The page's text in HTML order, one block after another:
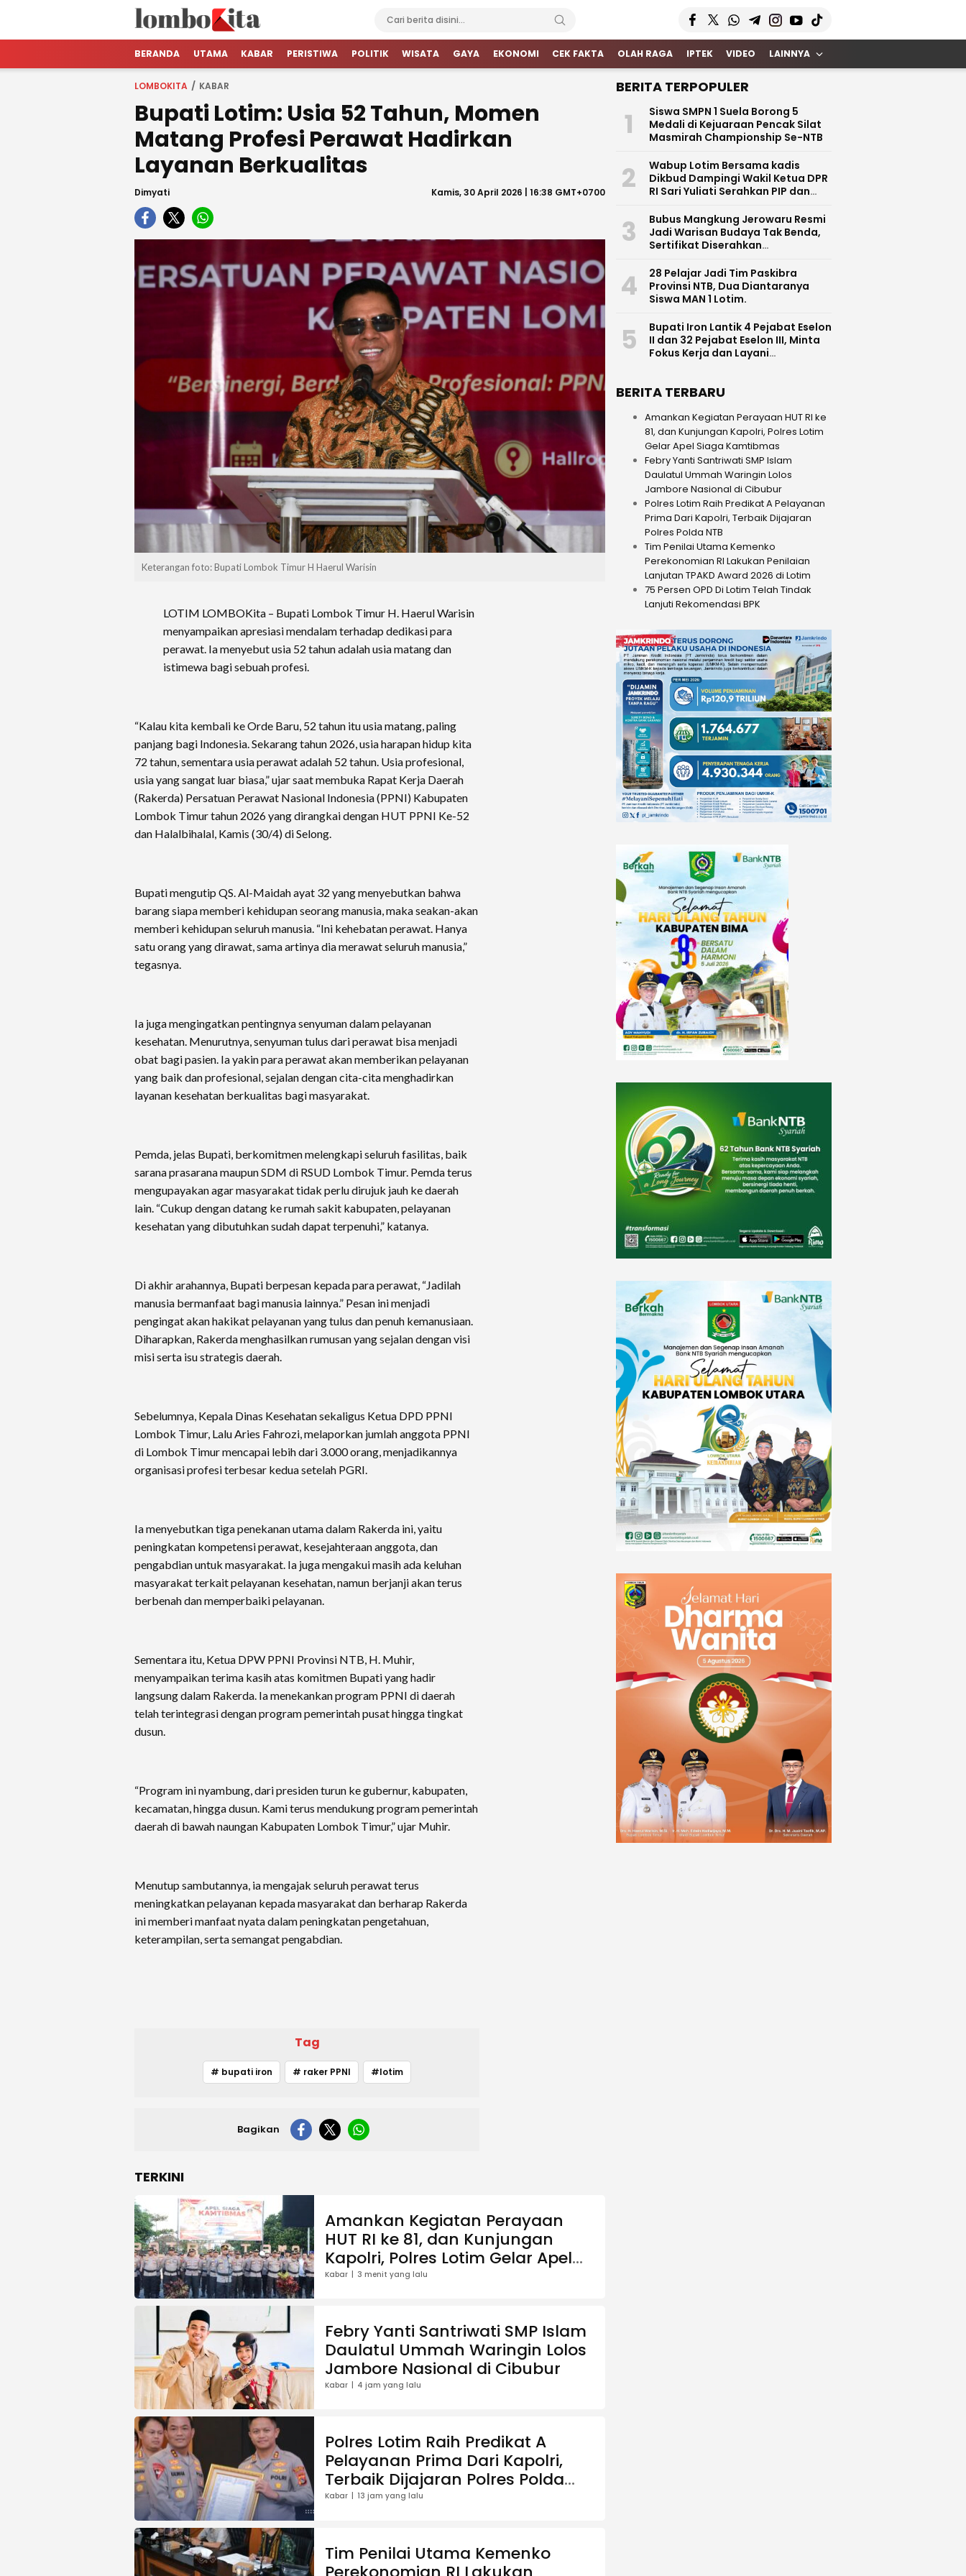
LOMBOKita
Media Berita Online dari Lombok
BERANDA UTAMA KABAR PERISTIWA POLITIK WISATA GAYA EKONOMI CEK FAKTA OLAH RAGA IPTEK VIDEO LAINNYA
LOMBOKITA KABAR
Bupati Lotim: Usia 52 Tahun, Momen
Matang Profesi Perawat Hadirkan
Layanan Berkualitas
Dimyati Kamis, 30 April 2026 | 16:38 GMT+0700
Keterangan foto: Bupati Lombok Timur H Haerul Warisin
LOTIM LOMBOKita – Bupati Lombok Timur H. Haerul Warisin
menyampaikan apresiasi mendalam terhadap dedikasi para
perawat. Ia menyebut usia 52 tahun adalah usia matang dan
istimewa bagi sebuah profesi.
“Kalau kita kembali ke Orde Baru, 52 tahun itu usia matang, paling
panjang bagi Indonesia. Sekarang tahun 2026, usia harapan hidup kita
72 tahun, sementara usia perawat adalah 52 tahun. Usia profesional,
usia yang sangat luar biasa,” ujar saat membuka Rapat Kerja Daerah
(Rakerda) Persatuan Perawat Nasional Indonesia (PPNI) Kabupaten
Lombok Timur tahun 2026 yang dirangkai dengan HUT PPNI Ke-52
dan Halalbihalal, Kamis (30/4) di Selong.
Bupati mengutip QS. Al-Maidah ayat 32 yang menyebutkan bahwa
barang siapa memberi kehidupan seorang manusia, maka seakan-akan
memberi kehidupan seluruh manusia. “Ini kehebatan perawat. Hanya
satu orang yang dirawat, sama artinya dia merawat seluruh manusia,”
tegasnya.
Ia juga mengingatkan pentingnya senyuman dalam pelayanan
kesehatan. Menurutnya, senyuman tulus dari perawat bisa menjadi
obat bagi pasien. Ia yakin para perawat akan memberikan pelayanan
yang baik dan profesional, sejalan dengan cita-cita menghadirkan
layanan kesehatan berkualitas bagi masyarakat.
Pemda, jelas Bupati, berkomitmen melengkapi seluruh fasilitas, baik
sarana prasarana maupun SDM di RSUD Lombok Timur. Pemda terus
mengupayakan agar masyarakat tidak perlu dirujuk jauh ke daerah
lain. “Cukup dengan datang ke rumah sakit kabupaten, pelayanan
kesehatan yang dibutuhkan sudah dapat terpenuhi,” katanya.
Di akhir arahannya, Bupati berpesan kepada para perawat, “Jadilah
manusia bermanfaat bagi manusia lainnya.” Pesan ini menjadi
pengingat akan hakikat pelayanan yang tulus dan penuh kemanusiaan.
Diharapkan, Rakerda menghasilkan rumusan yang sejalan dengan visi
misi serta isu strategis daerah.
Sebelumnya, Kepala Dinas Kesehatan sekaligus Ketua DPD PPNI
Lombok Timur, Lalu Aries Fahrozi, melaporkan jumlah anggota PPNI
di Lombok Timur mencapai lebih dari 3.000 orang, menjadikannya
organisasi profesi terbesar kedua setelah PGRI.
Ia menyebutkan tiga penekanan utama dalam Rakerda ini, yaitu
peningkatan kompetensi perawat, kesejahteraan anggota, dan
pengabdian untuk masyarakat. Ia juga mengakui masih ada keluhan
masyarakat terkait pelayanan kesehatan, namun berjanji akan terus
berbenah dan memperbaiki pelayanan.
Sementara itu, Ketua DPW PPNI Provinsi NTB, H. Muhir,
menyampaikan terima kasih atas komitmen Bupati yang hadir
langsung dalam Rakerda. Ia menekankan program PPNI di daerah
telah terintegrasi dengan program pemerintah pusat hingga tingkat
dusun.
“Program ini nyambung, dari presiden turun ke gubernur, kabupaten,
kecamatan, hingga dusun. Kami terus mendukung program pemerintah
daerah di bawah naungan Kabupaten Lombok Timur,” ujar Muhir.
Menutup sambutannya, ia mengajak seluruh perawat terus
meningkatkan pelayanan kepada masyarakat dan berharap Rakerda
ini memberi manfaat nyata dalam peningkatan pengetahuan,
keterampilan, serta semangat pengabdian.
Tag
# bupati iron # raker PPNI #lotim
Bagikan
TERKINI
Amankan Kegiatan Perayaan
HUT RI ke 81, dan Kunjungan
Kapolri, Polres Lotim Gelar Apel
Siaga Kamtibmas
Kabar 3 menit yang lalu
Febry Yanti Santriwati SMP Islam
Daulatul Ummah Waringin Lolos
Jambore Nasional di Cibubur
Kabar 4 jam yang lalu
Polres Lotim Raih Predikat A
Pelayanan Prima Dari Kapolri,
Terbaik Dijajaran Polres Polda
NTB
Kabar 13 jam yang lalu
Tim Penilai Utama Kemenko
BERITA TERPOPULER
1
Siswa SMPN 1 Suela Borong 5
Medali di Kejuaraan Pencak Silat
Masmirah Championship Se-NTB
2
Wabup Lotim Bersama kadis
Dikbud Dampingi Wakil Ketua DPR
RI Sari Yuliati Serahkan PIP dan
SDN 1 Kotaraja
3
Bubus Mangkung Jerowaru Resmi
Jadi Warisan Budaya Tak Benda,
Sertifikat Diserahkan
4
28 Pelajar Jadi Tim Paskibra
Provinsi NTB, Dua Diantaranya
Siswa MAN 1 Lotim.
5
Bupati Iron Lantik 4 Pejabat Eselon
II dan 32 Pejabat Eselon III, Minta
Fokus Kerja dan Layani
BERITA TERBARU
Amankan Kegiatan Perayaan HUT RI ke
81, dan Kunjungan Kapolri, Polres Lotim
Gelar Apel Siaga Kamtibmas
Febry Yanti Santriwati SMP Islam
Daulatul Ummah Waringin Lolos
Jambore Nasional di Cibubur
Polres Lotim Raih Predikat A Pelayanan
Prima Dari Kapolri, Terbaik Dijajaran
Polres Polda NTB
Tim Penilai Utama Kemenko
Perekonomian RI Lakukan Penilaian
Lanjutan TPAKD Award 2026 di Lotim
75 Persen OPD Di Lotim Telah Tindak
Lanjuti Rekomendasi BPK